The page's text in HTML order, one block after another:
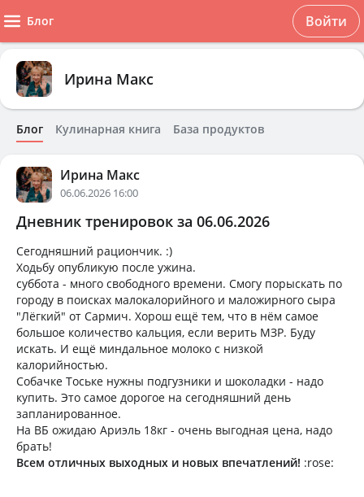
Блог Войти
Ирина Макс
Блог Кулинарная книга База продуктов
Ирина Макс
06.06.2026 16:00
Дневник тренировок за 06.06.2026
Сегодняшний рациончик. :)
Ходьбу опубликую после ужина.
суббота - много свободного времени. Смогу порыскать по
городу в поисках малокалорийного и маложирного сыра
"Лёгкий" от Сармич. Хорош ещё тем, что в нём самое
большое количество кальция, если верить МЗР. Буду
искать. И ещё миндальное молоко с низкой
калорийностью.
Собачке Тоське нужны подгузники и шоколадки - надо
купить. Это самое дорогое на сегодняшний день
запланированное.
На ВБ ожидаю Ариэль 18кг - очень выгодная цена, надо
брать!
Всем отличных выходных и новых впечатлений! :rose: